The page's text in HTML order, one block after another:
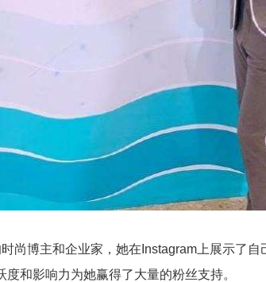
尚博主和企业家，她在Instagram上展示了
和影响力为她赢得了大量的粉丝支持。